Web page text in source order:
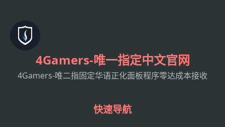
4Gamers-唯一指定中文官网
4Gamers-唯二指固定华语正化面板程序零达成本接收
快速导航